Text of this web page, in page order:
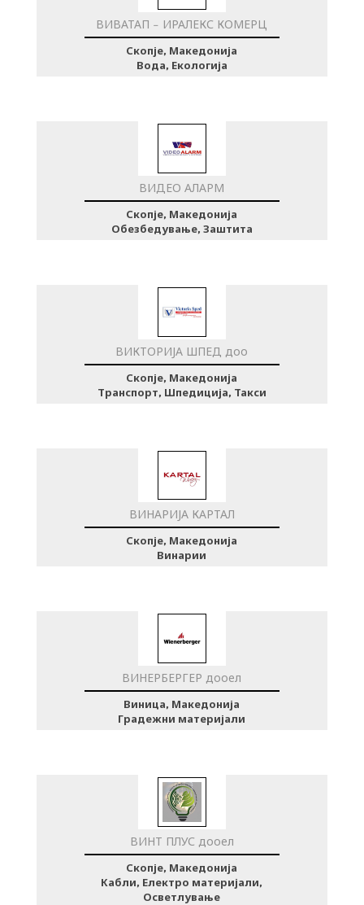
ВИВАТАП – ИРАЛЕКС КОМЕРЦ
Скопје, Македонија
Вода, Екологија
ВИДЕО АЛАРМ
Скопје, Македонија
Обезбедување, Заштита
ВИКТОРИЈА ШПЕД доо
Скопје, Македонија
Транспорт, Шпедиција, Такси
ВИНАРИЈА КАРТАЛ
Скопје, Македонија
Винарии
ВИНЕРБЕРГЕР дооел
Виница, Македонија
Градежни материјали
ВИНТ ПЛУС дооел
Скопје, Македонија
Кабли, Електро материјали,
Осветлување